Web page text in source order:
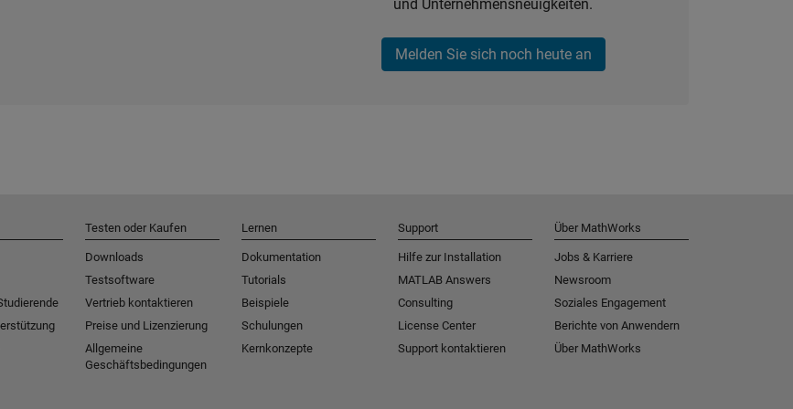
und Unternehmensneuigkeiten.
Melden Sie sich noch heute an
Testen oder Kaufen
Downloads
Testsoftware
Vertrieb kontaktieren
Preise und Lizenzierung
Allgemeine
Geschäftsbedingungen
Lernen
Dokumentation
Tutorials
Beispiele
Schulungen
Kernkonzepte
Support
Hilfe zur Installation
MATLAB Answers
Consulting
License Center
Support kontaktieren
Über MathWorks
Jobs & Karriere
Newsroom
Soziales Engagement
Berichte von Anwendern
Über MathWorks